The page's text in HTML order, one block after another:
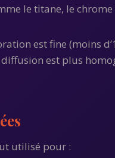
le titane, le
est fine (moins
diffusion est plus
utilisé pour :